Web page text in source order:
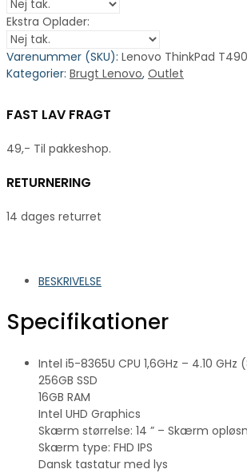
Ekstra Oplader:
Varenummer (SKU): Lenovo ThinkPad
Kategorier: Brugt Lenovo, Outlet
FAST LAV FRAGT
49,- Til pakkeshop.
RETURNERING
14 dages returret
BESKRIVELSE
Specifikationer
Intel i5-8365U CPU 1,6GHz – 4.10
256GB SSD
16GB RAM
Intel UHD Graphics
Skærm størrelse: 14 ” – Skærm
Skærm type: FHD IPS
Dansk tastatur med lys